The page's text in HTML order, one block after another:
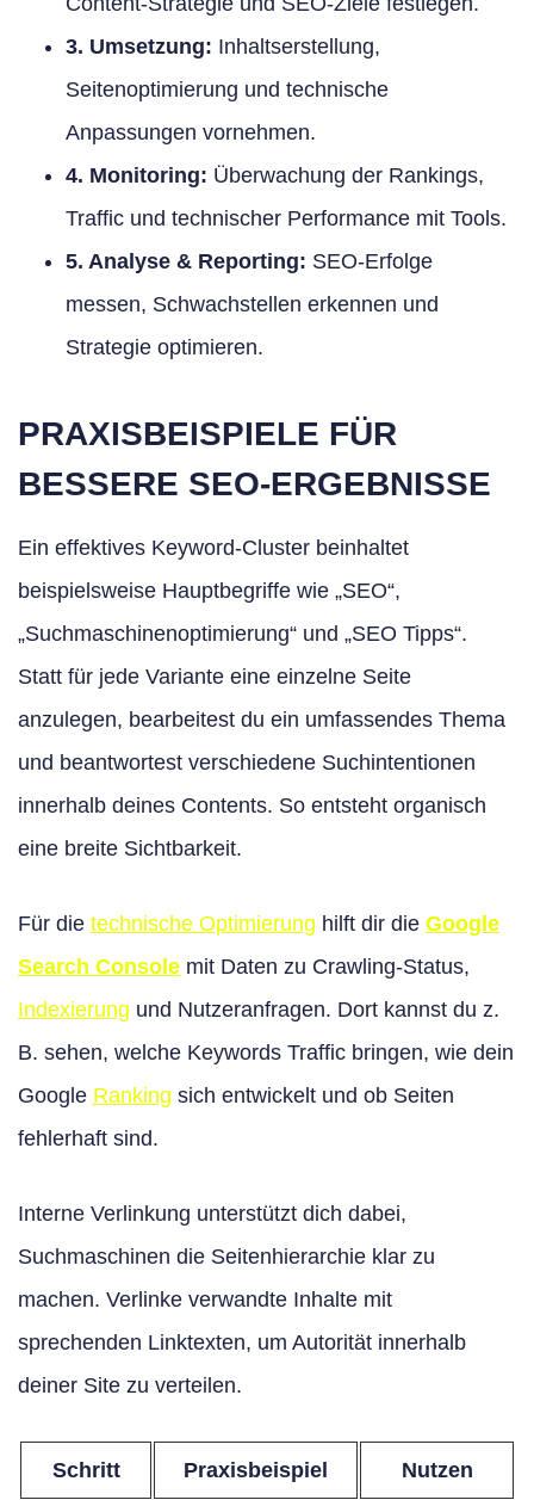
3. Umsetzung: Inhaltserstellung,
Seitenoptimierung und technische
Anpassungen vornehmen.
4. Monitoring: Überwachung der Rankings,
Traffic und technischer Performance mit Tools.
5. Analyse & Reporting: SEO-Erfolge
messen, Schwachstellen erkennen und
Strategie optimieren.
PRAXISBEISPIELE FÜR
BESSERE SEO-ERGEBNISSE
Ein effektives Keyword-Cluster beinhaltet
beispielsweise Hauptbegriffe wie „SEO“,
„Suchmaschinenoptimierung“ und „SEO Tipps“.
Statt für jede Variante eine einzelne Seite
anzulegen, bearbeitest du ein umfassendes Thema
und beantwortest verschiedene Suchintentionen
innerhalb deines Contents. So entsteht organisch
eine breite Sichtbarkeit.
Für die technische Optimierung hilft dir die Google
Search Console mit Daten zu Crawling-Status,
Indexierung und Nutzeranfragen. Dort kannst du z.
B. sehen, welche Keywords Traffic bringen, wie dein
Google Ranking sich entwickelt und ob Seiten
fehlerhaft sind.
Interne Verlinkung unterstützt dich dabei,
Suchmaschinen die Seitenhierarchie klar zu
machen. Verlinke verwandte Inhalte mit
sprechenden Linktexten, um Autorität innerhalb
deiner Site zu verteilen.
Schritt Praxisbeispiel Nutzen